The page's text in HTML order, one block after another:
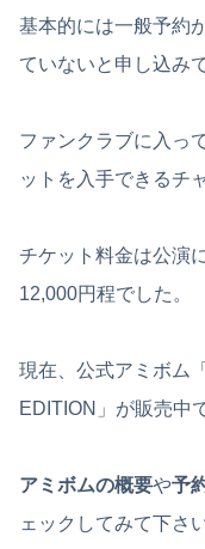
基本的には一般予約
ていないと申し込み
ファンクラブに入っ
ットを入手できるチ
チケット料金は公演
12,000円程でした。
現在、公式アミボム
EDITION」が販売中
アミボムの概要や予
ェックしてみて下さ